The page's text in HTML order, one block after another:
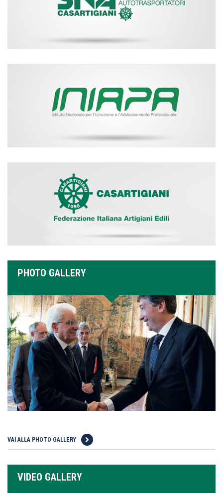
PHOTO GALLERY
VAI ALLA PHOTO GALLERY
VIDEO GALLERY